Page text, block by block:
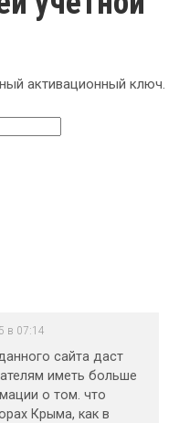
активационный ключ.
в 07:14
сайта даст
иметь больше
о том. что
Крыма, как в